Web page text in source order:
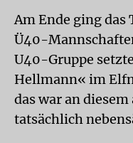
Am Ende ging das
Ü40-
U40-Gruppe
Hellmann« im
das war an
tatsächlich